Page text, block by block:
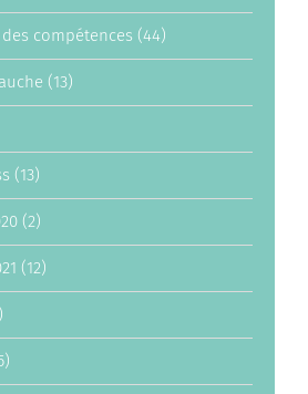
compétences (44)
(13)
(13)
(2)
(12)